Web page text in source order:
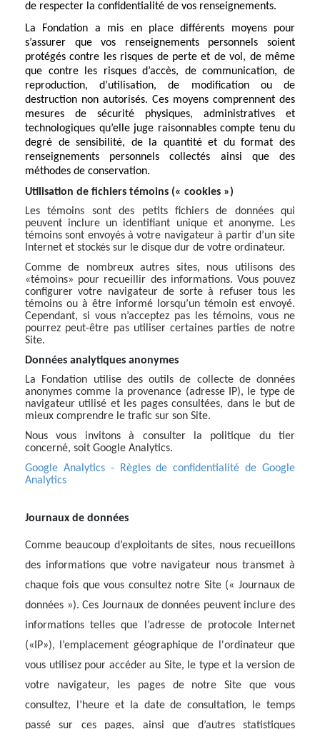
de respecter la confidentialité de vos renseignements.
La Fondation a mis en place différents moyens pour
s’assurer que vos renseignements personnels soient
protégés contre les risques de perte et de vol, de même
que contre les risques d’accès, de communication, de
reproduction, d’utilisation, de modification ou de
destruction non autorisés. Ces moyens comprennent des
mesures de sécurité physiques, administratives et
technologiques qu’elle juge raisonnables compte tenu du
degré de sensibilité, de la quantité et du format des
renseignements personnels collectés ainsi que des
méthodes de conservation.
Utilisation de fichiers témoins (« cookies »)
Les témoins sont des petits fichiers de données qui
peuvent inclure un identifiant unique et anonyme. Les
témoins sont envoyés à votre navigateur à partir d’un site
Internet et stockés sur le disque dur de votre ordinateur.
Comme de nombreux autres sites, nous utilisons des
«témoins» pour recueillir des informations. Vous pouvez
configurer votre navigateur de sorte à refuser tous les
témoins ou à être informé lorsqu’un témoin est envoyé.
Cependant, si vous n’acceptez pas les témoins, vous ne
pourrez peut-être pas utiliser certaines parties de notre
Site.
Données analytiques anonymes
La Fondation utilise des outils de collecte de données
anonymes comme la provenance (adresse IP), le type de
navigateur utilisé et les pages consultées, dans le but de
mieux comprendre le trafic sur son Site.
Nous vous invitons à consulter la politique du tier
concerné, soit Google Analytics.
Google Analytics - Règles de confidentialité de Google
Analytics
Journaux de données
Comme beaucoup d’exploitants de sites, nous recueillons
des informations que votre navigateur nous transmet à
chaque fois que vous consultez notre Site (« Journaux de
données »). Ces Journaux de données peuvent inclure des
informations telles que l’adresse de protocole Internet
(«IP»), l’emplacement géographique de l'ordinateur que
vous utilisez pour accéder au Site, le type et la version de
votre navigateur, les pages de notre Site que vous
consultez, l’heure et la date de consultation, le temps
passé sur ces pages, ainsi que d’autres statistiques